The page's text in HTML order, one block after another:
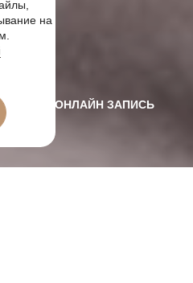
ОНЛАЙН ЗАПИСЬ